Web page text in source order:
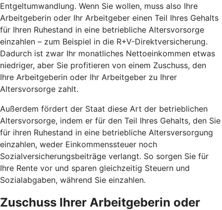
Entgeltumwandlung. Wenn Sie wollen, muss also Ihre
Arbeitgeberin oder Ihr Arbeitgeber einen Teil Ihres Gehalts
für Ihren Ruhestand in eine betriebliche Altersvorsorge
einzahlen – zum Beispiel in die R+V-Direktversicherung.
Dadurch ist zwar Ihr monatliches Nettoeinkommen etwas
niedriger, aber Sie profitieren von einem Zuschuss, den
Ihre Arbeitgeberin oder Ihr Arbeitgeber zu Ihrer
Altersvorsorge zahlt.
Außerdem fördert der Staat diese Art der betrieblichen
Altersvorsorge, indem er für den Teil Ihres Gehalts, den Sie
für ihren Ruhestand in eine betriebliche Altersversorgung
einzahlen, weder Einkommenssteuer noch
Sozialversicherungsbeiträge verlangt. So sorgen Sie für
Ihre Rente vor und sparen gleichzeitig Steuern und
Sozialabgaben, während Sie einzahlen.
Zuschuss Ihrer Arbeitgeberin oder